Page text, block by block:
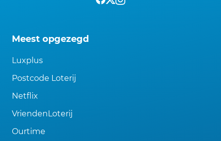
Meest opgezegd
Luxplus
Postcode Loterij
Netflix
VriendenLoterij
Ourtime